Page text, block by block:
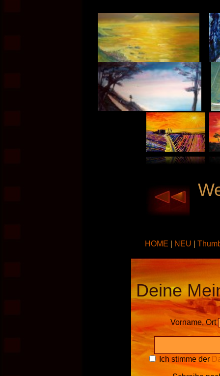
HOME NEU
Deine
Vorname, Ort
Ich stimme der